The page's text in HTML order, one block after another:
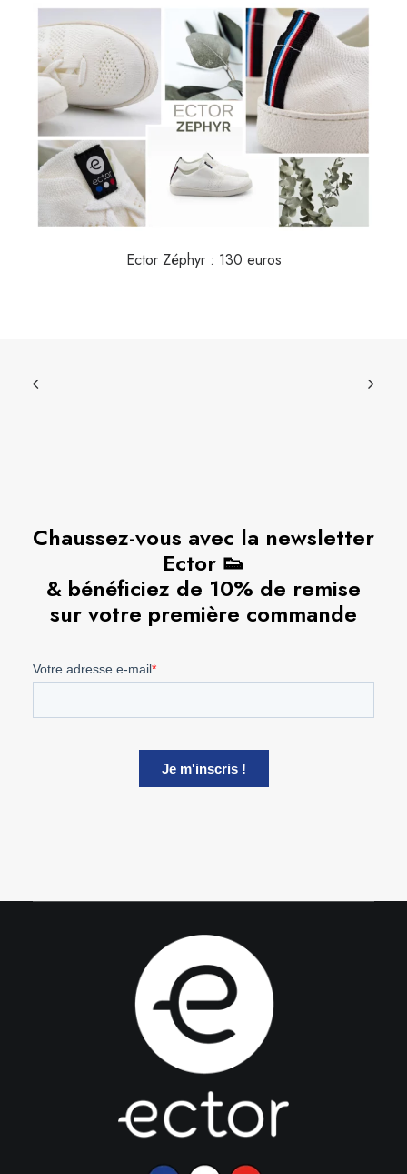
Ector Zéphyr : 130 euros
Chaussez-vous avec la newsletter
Ector 👟
& bénéficiez de 10% de remise
sur votre première commande